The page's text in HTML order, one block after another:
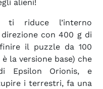
alieni!
ti riduce l’interno
con 400 g di
il puzzle da 100
la versione base) che
Epsilon Orionis, e
i terrestri, fa una